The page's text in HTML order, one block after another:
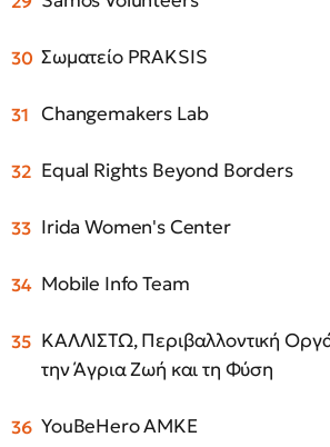
Σωματείο PRAKSIS
Changemakers Lab
Equal Rights Beyond Borders
Irida Women's Center
Mobile Info Team
ΚΑΛΛΙΣΤΩ, Περιβαλλοντική
την Άγρια Ζωή και τη Φύση
YouBeHero ΑΜΚΕ